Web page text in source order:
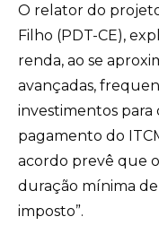
O relator do
Filho (PDT-CE),
renda, ao se
avançadas,
investimentos para
pagamento do
acordo prevê que
duração mínima
imposto”.